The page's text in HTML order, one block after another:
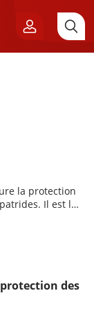
la protection
Il est le
des